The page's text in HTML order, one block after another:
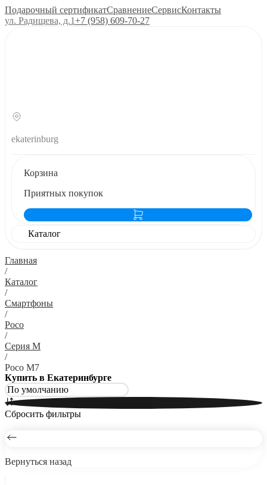
Подарочный сертификатСравнениеСервисКонтакты
ул. Радищева, д.1+7 (958) 609‑70‑27
ekaterinburg
Корзина
Приятных покупок
Каталог
Главная
/
Каталог
/
Смартфоны
/
Poco
/
Серия M
/
Poco M7
Купить в Екатеринбурге
Сбросить фильтры
Вернуться назад